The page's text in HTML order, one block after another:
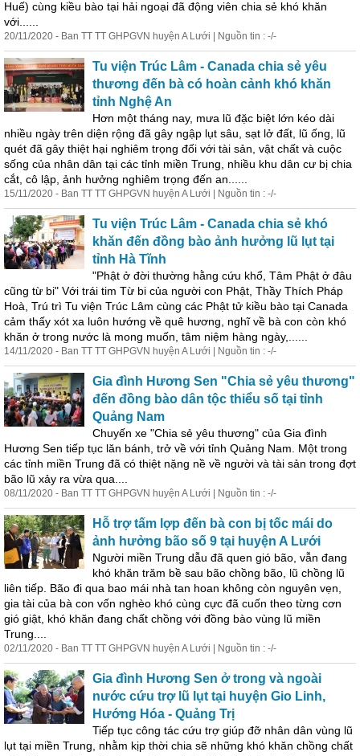
Huế) cùng kiều bào tại hải ngoại đã động viên chia sẻ khó khăn
với......
20/11/2020 - Ban TT TT GHPGVN huyện A Lưới | Nguồn tin : -/-
Tu viện Trúc Lâm - Canada chia sẻ yêu
thương đến bà có hoàn cảnh khó khăn
tỉnh Nghệ An
Hơn một tháng nay, mưa lũ đặc biệt lớn kéo dài
nhiều ngày trên diện rộng đã gây ngập lụt sâu, sạt lở đất, lũ ống, lũ
quét đã gây thiệt hại nghiêm trọng đối với tài sản, vật chất và cuộc
sống của nhân dân tại các tỉnh miền Trung, nhiều khu dân cư bị chia
cắt, cô lập, ảnh hưởng nghiêm trọng đến an......
15/11/2020 - Ban TT TT GHPGVN huyện A Lưới | Nguồn tin : -/-
Tu viện Trúc Lâm - Canada chia sẻ khó
khăn đến đồng bào ảnh hưởng lũ lụt tại
tỉnh Hà Tĩnh
"Phật ở đời thường hằng cứu khổ, Tâm Phật ở đâu
cũng từ bi" Với trái tim Từ bi của người con Phật, Thầy Thích Pháp
Hoà, Trú trì Tu viện Trúc Lâm cùng các Phật tử kiều bào tại Canada
cảm thấy xót xa luôn hướng về quê hương, nghĩ về bà con còn khó
khăn ở trong nước là mong muốn, tâm niệm hàng ngày,......
14/11/2020 - Ban TT TT GHPGVN huyện A Lưới | Nguồn tin : -/-
Gia đình Hương Sen "Chia sẻ yêu thương"
đến đồng bào dân tộc thiểu số tại tỉnh
Quảng Nam
Chuyến xe "Chia sẻ yêu thương" của Gia đình
Hương Sen tiếp tục lăn bánh, trở về với tỉnh Quảng Nam. Một trong
các tỉnh miền Trung đã có thiệt nặng nề về người và tài sản trong đợt
bão lũ xảy ra vừa qua....
08/11/2020 - Ban TT TT GHPGVN huyện A Lưới | Nguồn tin : -/-
Hỗ trợ tấm lợp đến bà con bị tốc mái do
ảnh hưởng bão số 9 tại huyện A Lưới
Người miền Trung dẫu đã quen gió bão, vẫn đang
khó khăn trăm bề sau bão chồng bão, lũ chồng lũ
liên tiếp. Bão đi qua bao mái nhà tan hoan không còn nguyên vẹn,
gia tài của bà con vốn nghèo khó cùng cực đã cuốn theo từng cơn
gió giật, khó khăn đang chất chồng với đồng bào vùng lũ miền
Trung....
02/11/2020 - Ban TT TT GHPGVN huyện A Lưới | Nguồn tin : -/-
Gia đình Hương Sen ở trong và ngoài
nước cứu trợ lũ lụt tại huyện Gio Linh,
Hướng Hóa - Quảng Trị
Tiếp tục công tác cứu trợ giúp đỡ nhân dân vùng lũ
lụt tại miền Trung, nhằm kịp thời chia sẽ những khó khăn chồng chất